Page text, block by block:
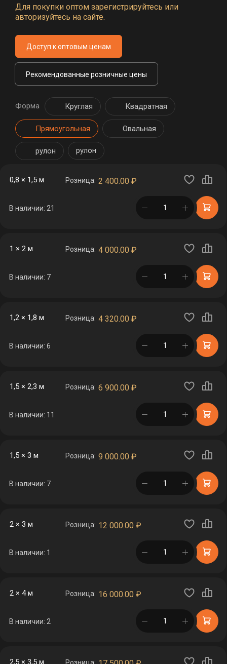
Для покупки оптом зарегистрируйтесь или
авторизуйтесь на сайте.
Доступ к оптовым ценам
Рекомендованные розничные цены
Форма Круглая Квадратная
Прямоугольная Овальная
рулон рулон
0,8 × 1,5 м Розница: 2 400.00 ₽
В наличии: 21 в корзине
1 × 2 м Розница: 4 000.00 ₽
В наличии: 7 в корзине
1,2 × 1,8 м Розница: 4 320.00 ₽
В наличии: 6 в корзине
1,5 × 2,3 м Розница: 6 900.00 ₽
В наличии: 11 в корзине
1,5 × 3 м Розница: 9 000.00 ₽
В наличии: 7 в корзине
2 × 3 м Розница: 12 000.00 ₽
В наличии: 1 в корзине
2 × 4 м Розница: 16 000.00 ₽
В наличии: 2 в корзине
2,5 × 3,5 м